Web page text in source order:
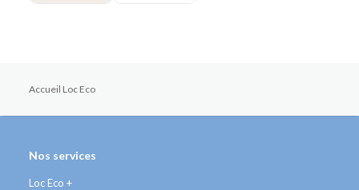
Accueil Loc Eco
Nos services
Loc Eco +